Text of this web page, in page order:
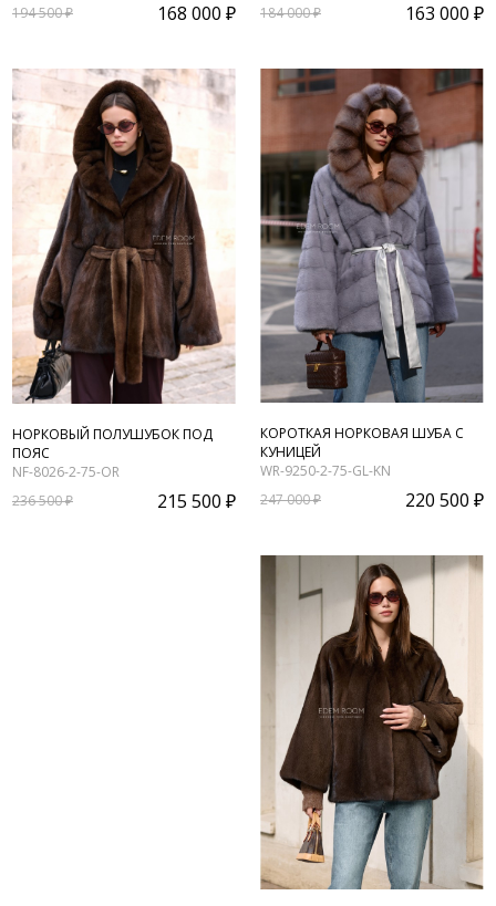
194 500 ₽
168 000 ₽
184 000 ₽
163 000 ₽
НОРКОВЫЙ ПОЛУШУБОК ПОД
ПОЯС
NF-8026-2-75-OR
236 500 ₽
215 500 ₽
КОРОТКАЯ НОРКОВАЯ ШУБА С
КУНИЦЕЙ
WR-9250-2-75-GL-KN
247 000 ₽
220 500 ₽